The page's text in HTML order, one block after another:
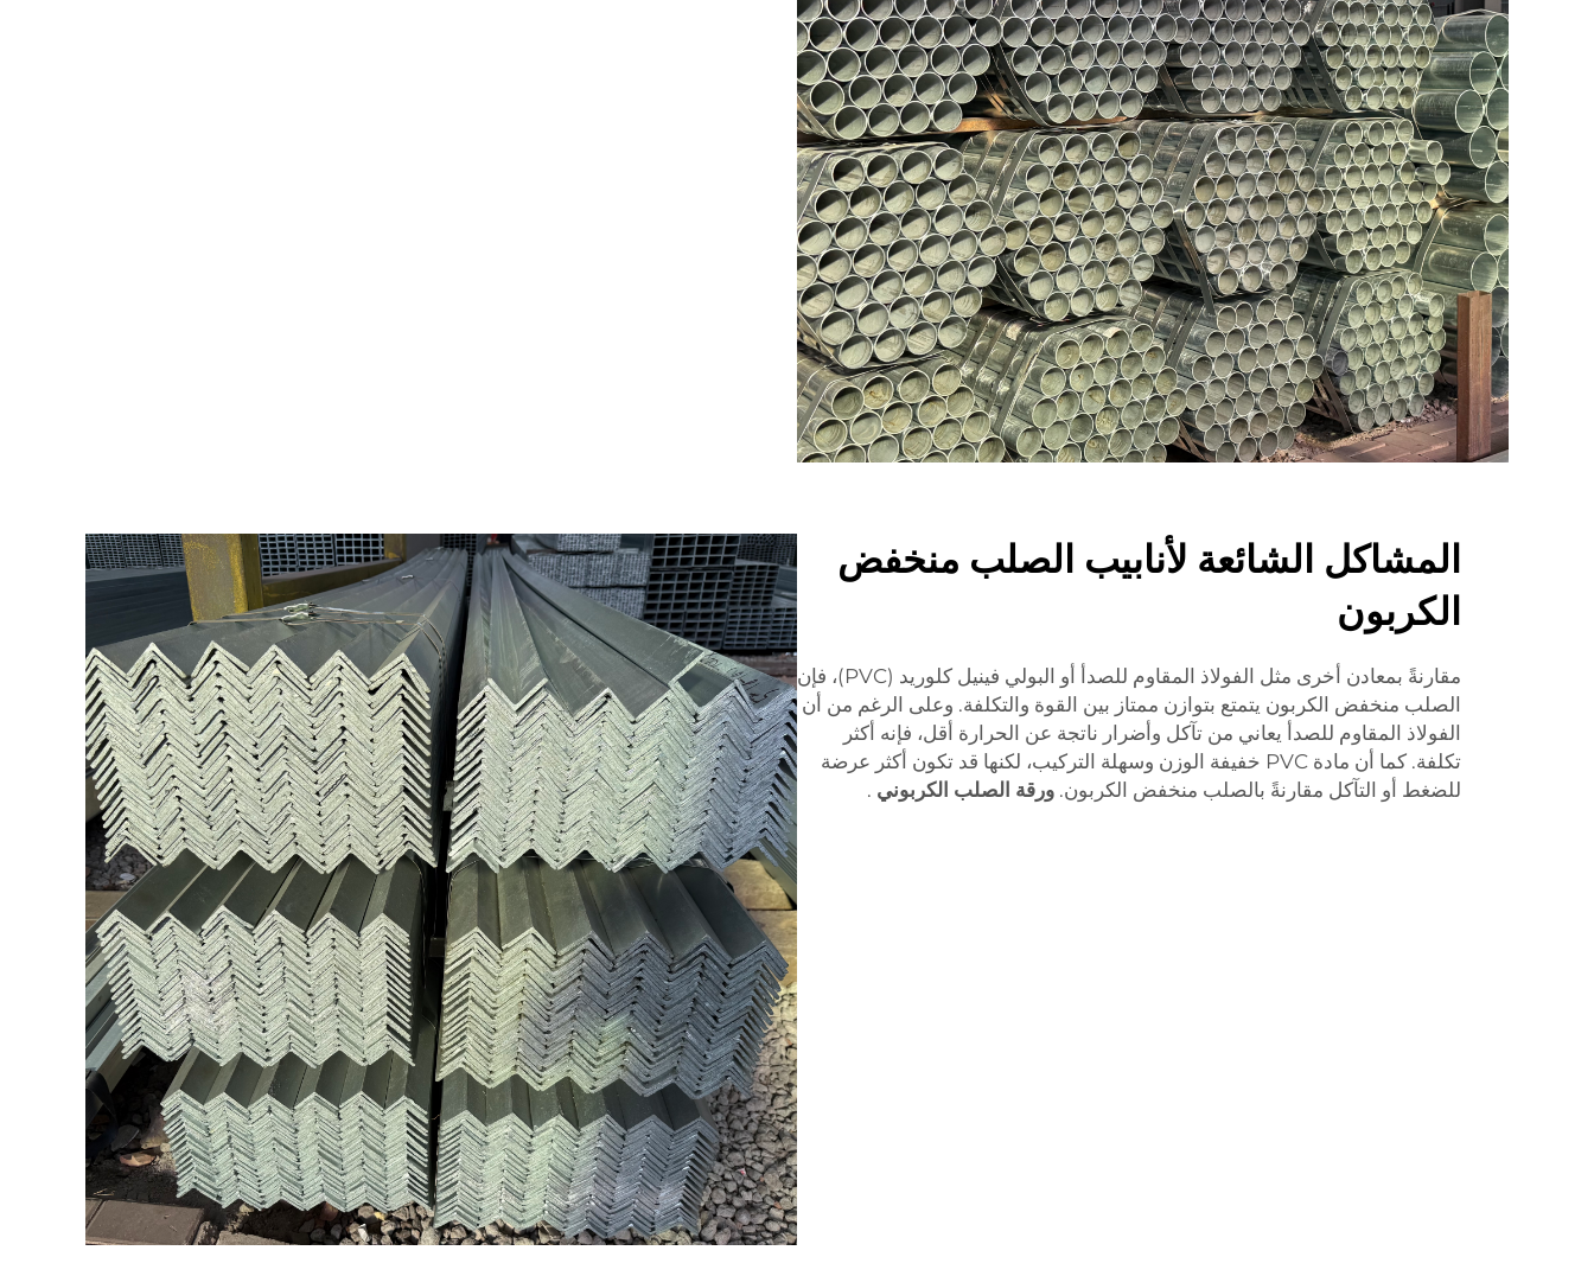
المشاكل الشائعة لأنابيب الصلب منخفض
الكربون
مقارنةً بمعادن أخرى مثل الفولاذ المقاوم للصدأ أو البولي فينيل كلوريد (PVC)، فإن
الصلب منخفض الكربون يتمتع بتوازن ممتاز بين القوة والتكلفة. وعلى الرغم من أن
الفولاذ المقاوم للصدأ يعاني من تآكل وأضرار ناتجة عن الحرارة أقل، فإنه أكثر
تكلفة. كما أن مادة PVC خفيفة الوزن وسهلة التركيب، لكنها قد تكون أكثر عرضة
للضغط أو التآكل مقارنةً بالصلب منخفض الكربون. ورقة الصلب الكربوني .